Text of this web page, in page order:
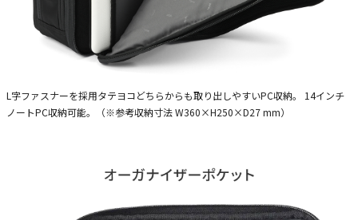
L字ファスナーを採用タテヨコどちらからも取り出しやすいPC収納。 14インチ
ノートPC収納可能。（※参考収納寸法 W360×H250×D27 mm）